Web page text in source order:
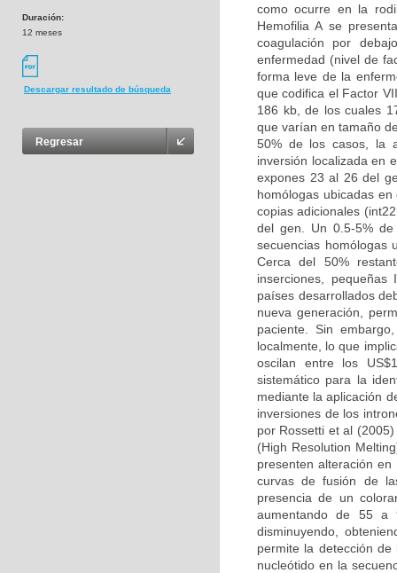
Duración:
12 meses
Descargar resultado de búsqueda
Regresar
como ocurre en la
Hemofilia A se
coagulación por
enfermedad (nivel de
forma leve de la
que codifica el Factor
186 kb, de los cuales
que varían en tamaño
50% de los casos, la
inversión localizada en
expones 23 al 26 del
homólogas ubicadas
copias adicionales
del gen. Un 0.5-5%
secuencias homólogas
Cerca del 50%
inserciones,
países desarrollados
nueva generación,
paciente. Sin
localmente, lo que
oscilan entre los
sistemático para la
mediante la aplicación
inversiones de los
por Rossetti et al
(High Resolution
presenten alteración
curvas de fusión de
presencia de un
aumentando de 55 a
disminuyendo,
permite la detección
nucleótido en la